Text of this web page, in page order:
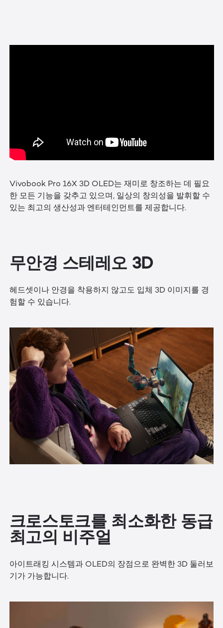
Vivobook Pro 16X 3D OLED는 재미로 창조하는 데 필요
한 모든 기능을 갖추고 있으며, 일상의 창의성을 발휘할 수
있는 최고의 생산성과 엔터테인먼트를 제공합니다.
무안경 스테레오 3D
헤드셋이나 안경을 착용하지 않고도 입체 3D 이미지를 경
험할 수 있습니다.
크로스토크를 최소화한 동급
최고의 비주얼
아이트래킹 시스템과 OLED의 장점으로 완벽한 3D 둘러보
기가 가능합니다.